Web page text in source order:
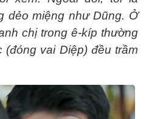
dẻo miệng như Dũng. Ở
chị trong ê-kíp thường
(đóng vai Diệp) đều trầm